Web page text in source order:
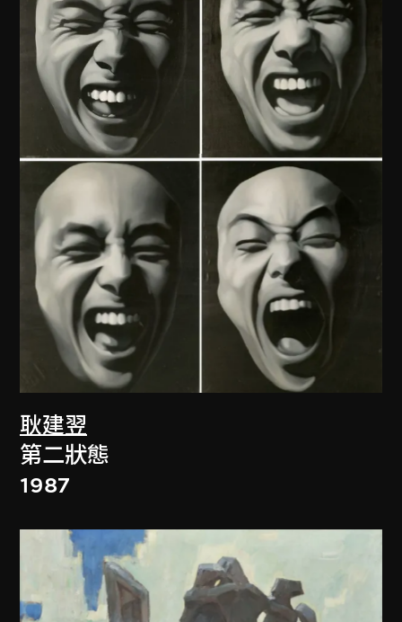
耿建翌
第二狀態
1987